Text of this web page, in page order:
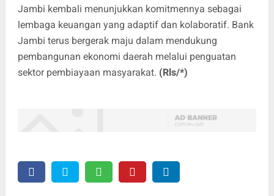
Jambi kembali menunjukkan komitmennya sebagai
lembaga keuangan yang adaptif dan kolaboratif. Bank
Jambi terus bergerak maju dalam mendukung
pembangunan ekonomi daerah melalui penguatan
sektor pembiayaan masyarakat. (Rls/*)